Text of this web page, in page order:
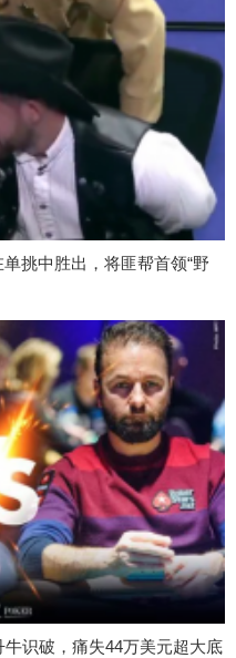
挑中胜出，将匪帮首领“野
牛识破，痛失44万美元超大底